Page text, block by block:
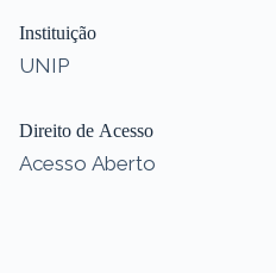
Instituição
UNIP
Direito de Acesso
Acesso Aberto